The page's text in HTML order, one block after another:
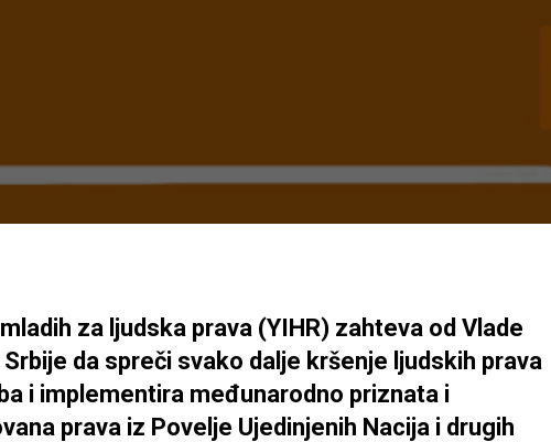
za ljudska prava (YIHR) zahteva od Vlade
da spreči svako dalje kršenje ljudskih prava
i implementira međunarodno priznata i
prava iz Povelje Ujedinjenih Nacija i drugih